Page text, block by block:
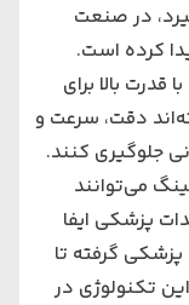
در صنعت
کرده است.
قدرت بالا برای
دقت، سرعت و
جلوگیری کنند.
می‌توانند
پزشکی ایفا
گرفته تا
تکنولوژی در